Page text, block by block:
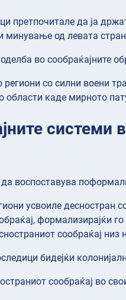
претпочитале да ја
минување од левата
во сообраќајните
региони со силни воени
области каде мирното
системи
воспоставува
усвоиле десностран
формализирајќи
сообраќај низ
бидејќи
сообраќај во